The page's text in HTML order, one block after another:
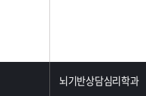
뇌기반상담심리학과